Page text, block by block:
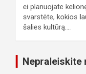
ei planuojate
svarstėte, kokios
šalies kultūrą.…
Nepraleiskite